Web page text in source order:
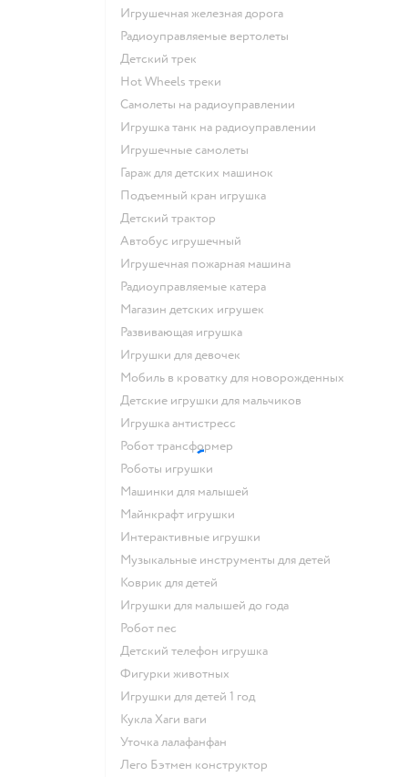
Игрушечная железная дорога
Радиоуправляемые вертолеты
Детский трек
Hot Wheels треки
Самолеты на радиоуправлении
Игрушка танк на радиоуправлении
Игрушечные самолеты
Гараж для детских машинок
Подъемный кран игрушка
Детский трактор
Автобус игрушечный
Игрушечная пожарная машина
Радиоуправляемые катера
Магазин детских игрушек
Развивающая игрушка
Игрушки для девочек
Мобиль в кроватку для новорожденных
Детские игрушки для мальчиков
Игрушка антистресс
Робот трансформер
Роботы игрушки
Машинки для малышей
Майнкрафт игрушки
Интерактивные игрушки
Музыкальные инструменты для детей
Коврик для детей
Игрушки для малышей до года
Робот пес
Детский телефон игрушка
Фигурки животных
Игрушки для детей 1 год
Кукла Хаги ваги
Уточка лалафанфан
Лего Бэтмен конструктор